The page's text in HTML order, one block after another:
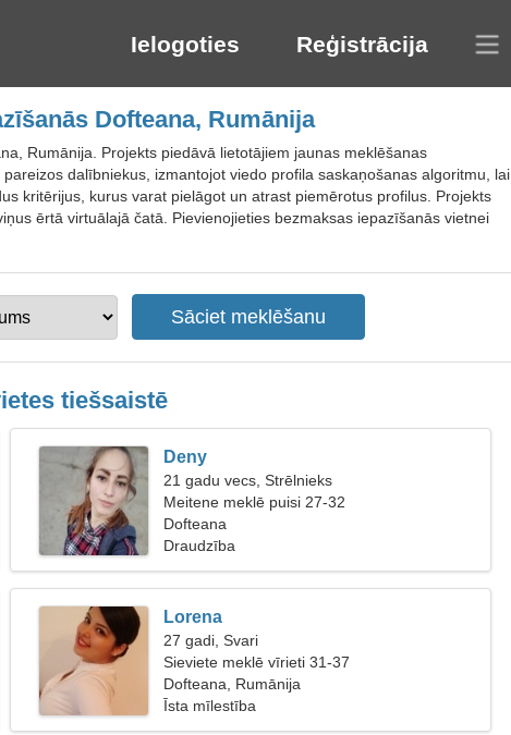
Ielogoties Reģistrācija
Dofteana, Rumānija
Rumānija. Projekts piedāvā lietotājiem jaunas meklēšanas
dalībniekus, izmantojot viedo profila saskaņošanas algoritmu, lai
kritērijus, kurus varat pielāgot un atrast piemērotus profilus. Projekts
ērtā virtuālajā čatā. Pievienojieties bezmaksas iepazīšanās vietnei
tiešsaistē
Deny
21 gadu vecs, Strēlnieks
Meitene meklē puisi 27-32
Dofteana
Draudzība
Lorena
27 gadi, Svari
Sieviete meklē vīrieti 31-37
Dofteana, Rumānija
Īsta mīlestība